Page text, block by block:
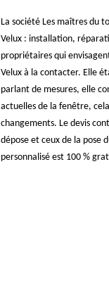
La société Les maîtres du
Velux : installation,
propriétaires qui
Velux à la contacter. Elle
parlant de mesures, elle
actuelles de la fenêtre,
changements. Le devis
dépose et ceux de la pose
personnalisé est 100 %